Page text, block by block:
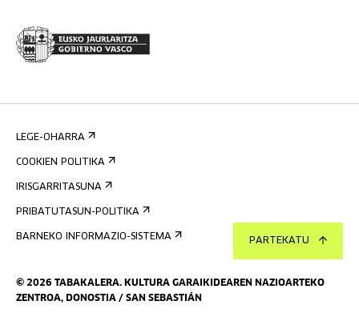
PARTEKATU
© 2026 TABAKALERA. KULTURA GARAIKIDEAREN NAZIOARTEKO
ZENTROA, DONOSTIA / SAN SEBASTIÁN
LEGE-OHARRA
COOKIEN POLITIKA
IRISGARRITASUNA
PRIBATUTASUN-POLITIKA
BARNEKO INFORMAZIO-SISTEMA